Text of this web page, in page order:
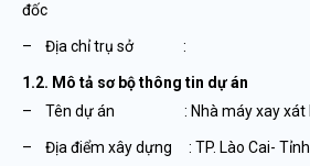
đốc
– Địa chỉ trụ sở :
1.2. Mô tả sơ bộ thông tin dự án
– Tên dự án : Nhà máy xay xát
– Địa điểm xây dựng : TP. Lào Cai- Tỉnh